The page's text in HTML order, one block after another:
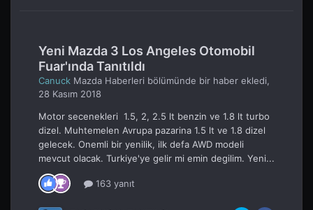
Yeni Mazda 3 Los Angeles Otomobil
Fuar'ında Tanıtıldı
Canuck Mazda Haberleri bölümünde bir haber ekledi,
28 Kasım 2018
Motor secenekleri 1.5, 2, 2.5 lt benzin ve 1.8 lt turbo
dizel. Muhtemelen Avrupa pazarina 1.5 lt ve 1.8 dizel
gelecek. Onemli bir yenilik, ilk defa AWD modeli
mevcut olacak. Turkiye'ye gelir mi emin degilim. Yeni...
163 yanıt